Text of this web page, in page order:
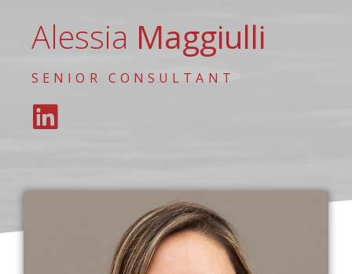
Alessia Maggiulli
SENIOR CONSULTANT